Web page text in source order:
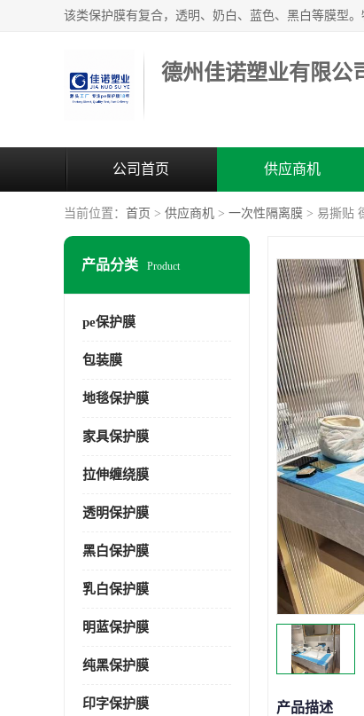
德州佳诺塑业有限公
公司首页 供应商机
当前位置： 首页 > 供应商机 > 一次性隔离膜 > 易撕贴
产品分类 Product
pe保护膜
包装膜
地毯保护膜
家具保护膜
拉伸缠绕膜
透明保护膜
黑白保护膜
乳白保护膜
明蓝保护膜
纯黑保护膜
印字保护膜 产品描述